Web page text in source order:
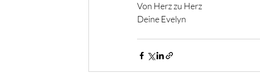
Von Herz zu Herz
Deine Evelyn